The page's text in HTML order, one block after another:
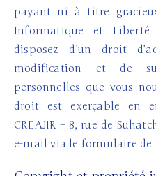
payant ni à titre
Informatique et
disposez d’un droit
modification et de
personnelles que vous
droit est exerçable en
CREAJIR – 8, rue de
e-mail via le formulaire de